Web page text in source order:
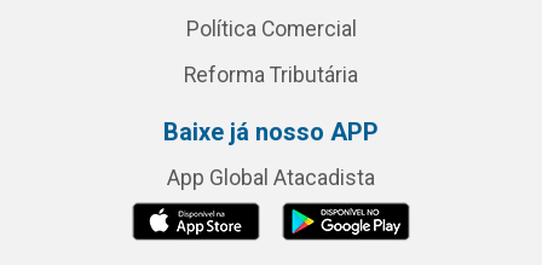
Política Comercial
Reforma Tributária
Baixe já nosso APP
App Global Atacadista